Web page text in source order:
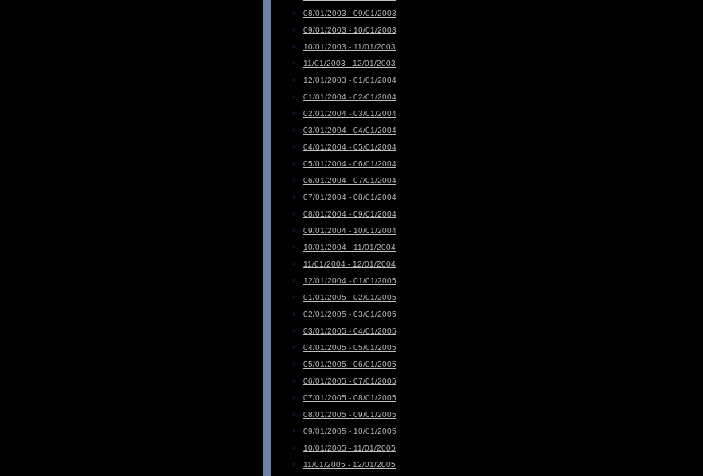
08/01/2003 - 09/01/2003
09/01/2003 - 10/01/2003
10/01/2003 - 11/01/2003
11/01/2003 - 12/01/2003
12/01/2003 - 01/01/2004
01/01/2004 - 02/01/2004
02/01/2004 - 03/01/2004
03/01/2004 - 04/01/2004
04/01/2004 - 05/01/2004
05/01/2004 - 06/01/2004
06/01/2004 - 07/01/2004
07/01/2004 - 08/01/2004
08/01/2004 - 09/01/2004
09/01/2004 - 10/01/2004
10/01/2004 - 11/01/2004
11/01/2004 - 12/01/2004
12/01/2004 - 01/01/2005
01/01/2005 - 02/01/2005
02/01/2005 - 03/01/2005
03/01/2005 - 04/01/2005
04/01/2005 - 05/01/2005
05/01/2005 - 06/01/2005
06/01/2005 - 07/01/2005
07/01/2005 - 08/01/2005
08/01/2005 - 09/01/2005
09/01/2005 - 10/01/2005
10/01/2005 - 11/01/2005
11/01/2005 - 12/01/2005